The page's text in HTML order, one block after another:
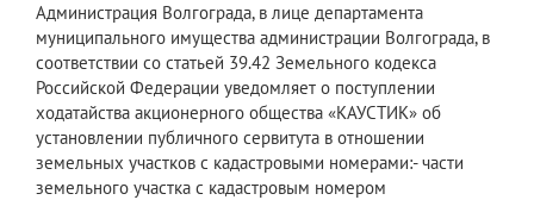
​Администрация Волгограда, в лице департамента
муниципального имущества администрации Волгограда, в
соответствии со статьей 39.42 Земельного кодекса
Российской Федерации уведомляет о поступлении
ходатайства акционерного общества «КАУСТИК» об
установлении публичного сервитута в отношении
земельных участков с кадастровыми номерами:- части
земельного участка с кадастровым номером